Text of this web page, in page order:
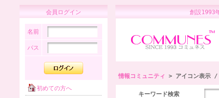
会員ログイン
名前
パス
初めての方へ
創設
情報コミュニティ > アイコン表示
キーワード検索